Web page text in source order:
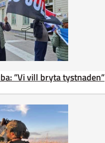
”Vi vill bryta tystnaden”